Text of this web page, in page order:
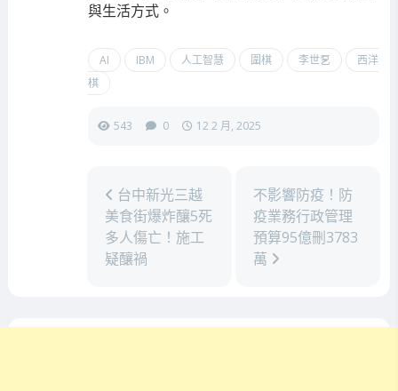
與生活方式。
AI IBM 人工智慧 圍棋 李世乭
西洋
棋
543 0 12 2 月, 2025
台中新光三越
美食街爆炸釀5死
多人傷亡！施工
疑釀禍
不影響防疫！防
疫業務行政管理
預算95億刪3783
萬